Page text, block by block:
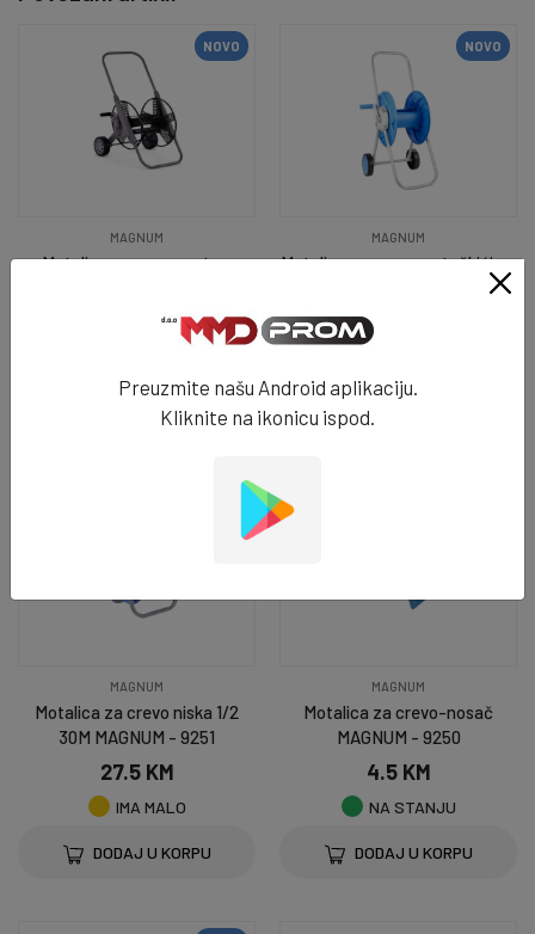
NOVO
MAGNUM
Motalica za crevo met.na
66.5 KM
NOVO
MAGNUM
Motalica za crevo na točkićima
1/2 45M MAGNUM - 9256
51.0 KM
DODAJ U KORPU
MAGNUM
Motalica za crevo niska 1/2
30M MAGNUM - 9251
27.5 KM
IMA MALO
DODAJ U KORPU
MAGNUM
Motalica za crevo-nosač
MAGNUM - 9250
4.5 KM
NA STANJU
DODAJ U KORPU
Preuzmite našu Android aplikaciju.
Kliknite na ikonicu ispod.